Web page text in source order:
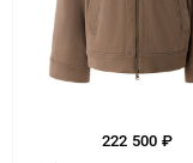
222 500 ₽